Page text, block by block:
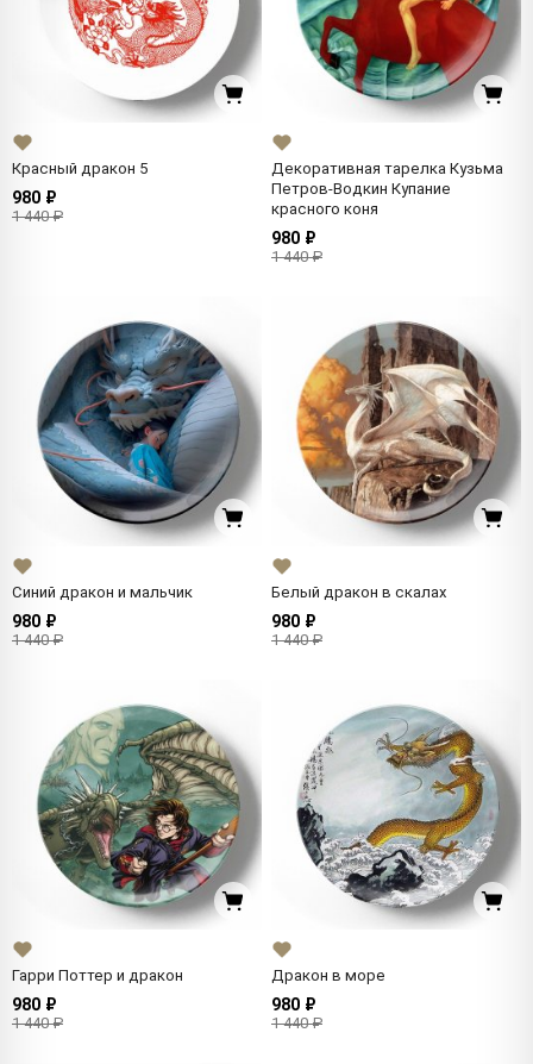
Красный дракон 5
980 ₽
1 440 ₽
Декоративная тарелка Кузьма
Петров-Водкин Купание
красного коня
980 ₽
1 440 ₽
Синий дракон и мальчик
980 ₽
1 440 ₽
Белый дракон в скалах
980 ₽
1 440 ₽
Гарри Поттер и дракон
980 ₽
1 440 ₽
Дракон в море
980 ₽
1 440 ₽